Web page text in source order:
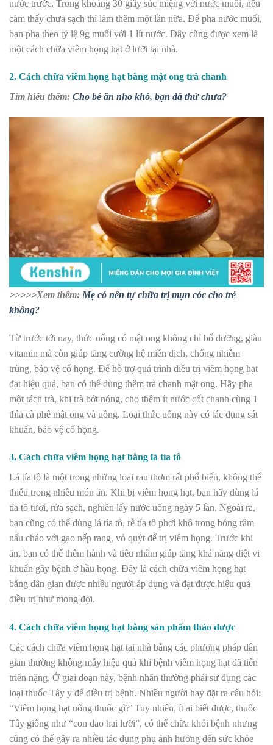
nước trước. Trong khoảng 30 giây súc miệng với nước muối, nếu
cảm thấy chưa sạch thì làm thêm một lần nữa. Để pha nước muối,
bạn pha theo tỷ lệ 9g muối với 1 lít nước. Đây cũng được xem là
một cách chữa viêm họng hạt ở lưỡi tại nhà.
2. Cách chữa viêm họng hạt bằng mật ong trà chanh
Tìm hiểu thêm: Cho bé ăn nho khô, bạn đã thử chưa?
>>>>>Xem thêm: Mẹ có nên tự chữa trị mụn cóc cho trẻ
không?
Từ trước tới nay, thức uống có mật ong không chỉ bổ dưỡng, giàu
vitamin mà còn giúp tăng cường hệ miễn dịch, chống nhiễm
trùng, bảo vệ cổ họng. Để hỗ trợ quá trình điều trị viêm họng hạt
đạt hiệu quả, bạn có thể dùng thêm trà chanh mật ong. Hãy pha
một tách trà, khi trà bớt nóng, cho thêm ít nước cốt chanh cùng 1
thìa cà phê mật ong và uống. Loại thức uống này có tác dụng sát
khuẩn, bảo vệ cổ họng.
3. Cách chữa viêm họng hạt bằng lá tía tô
Lá tía tô là một trong những loại rau thơm rất phổ biến, không thể
thiếu trong nhiều món ăn. Khi bị viêm họng hạt, bạn hãy dùng lá
tía tô tươi, rửa sạch, nghiền lấy nước uống ngày 5 lần. Ngoài ra,
bạn cũng có thể dùng lá tía tô, rễ tía tô phơi khô trong bóng râm
nấu cháo với gạo nếp rang, vỏ quýt để trị viêm họng. Trước khi
ăn, bạn có thể thêm hành và tiêu nhằm giúp tăng khả năng diệt vi
khuẩn gây bệnh ở hầu họng. Đây là cách chữa viêm họng hạt
bằng dân gian được nhiều người áp dụng và đạt được hiệu quả
điều trị như mong đợi.
4. Cách chữa viêm họng hạt bằng sản phẩm thảo dược
Các cách chữa viêm họng hạt tại nhà bằng các phương pháp dân
gian thường không mấy hiệu quả khi bệnh viêm họng hạt đã tiến
triển nặng. Ở giai đoạn này, bệnh nhân thường phải sử dụng các
loại thuốc Tây y để điều trị bệnh. Nhiều người hay đặt ra câu hỏi:
“Viêm họng hạt uống thuốc gì?’ Tuy nhiên, ít ai biết được, thuốc
Tây giống như “con dao hai lưỡi”, có thể chữa khỏi bệnh nhưng
cũng có thể gây ra nhiều tác dụng phụ ảnh hưởng đến sức khỏe